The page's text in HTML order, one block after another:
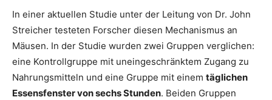
In einer aktuellen Studie unter der Leitung von Dr. John
Streicher testeten Forscher diesen Mechanismus an
Mäusen. In der Studie wurden zwei Gruppen verglichen:
eine Kontrollgruppe mit uneingeschränktem Zugang zu
Nahrungsmitteln und eine Gruppe mit einem täglichen
Essensfenster von sechs Stunden. Beiden Gruppen